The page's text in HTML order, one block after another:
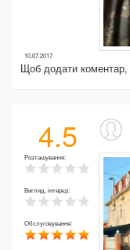
10.07.2017
Щоб додати коментар,
4.5
Розташування:
Вигляд, інтерєр:
Обслуговування: